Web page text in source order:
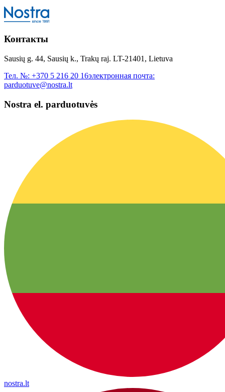
Контакты
Sausių g. 44, Sausių k., Trakų raj. LT-21401, Lietuva
Тел. №: +370 5 216 20 16электронная почта:
parduotuve@nostra.lt
Nostra el. parduotuvės
nostra.lt